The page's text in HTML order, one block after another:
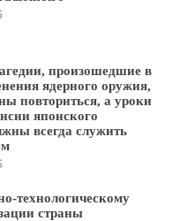
произошедшие в
ядерного оружия,
повториться, а уроки
японского
всегда служить
технологическому
страны